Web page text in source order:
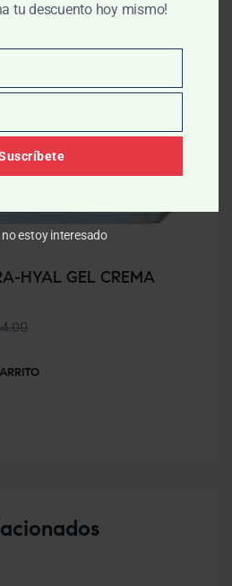
HYAL GEL CREMA
tu descuento hoy mismo!
estoy interesado